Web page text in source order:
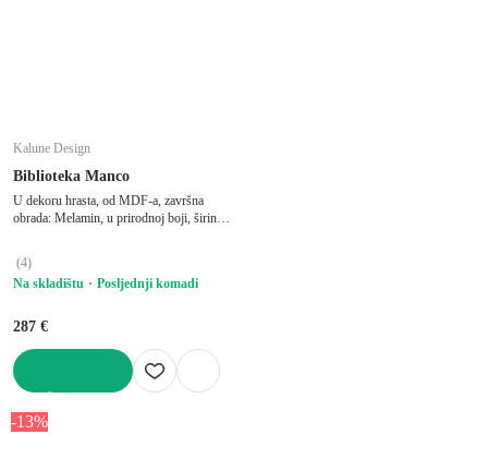
Kalune Design
Biblioteka Manco
U dekoru hrasta, od MDF-a, završna
obrada: Melamin, u prirodnoj boji, širina
(4)
Na skladištu
Posljednji komadi
287 €
-13%